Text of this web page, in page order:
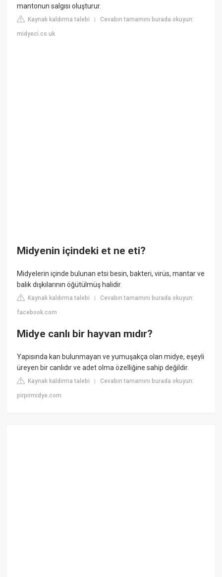
mantonun salgısı oluşturur.
Kaynak kaldırma talebi |Cevabın tamamını burada okuyun:
midyeci.co.uk
Midyenin içindeki et ne eti?
Midyelerin içinde bulunan etsi besin, bakteri, virüs, mantar ve
balık dışkılarının öğütülmüş halidir.
Kaynak kaldırma talebi |Cevabın tamamını burada okuyun:
facebook.com
Midye canlı bir hayvan mıdır?
Yapısında kan bulunmayan ve yumuşakça olan midye, eşeyli
üreyen bir canlıdır ve adet olma özelliğine sahip değildir.
Kaynak kaldırma talebi |Cevabın tamamını burada okuyun:
pirpirmidye.com